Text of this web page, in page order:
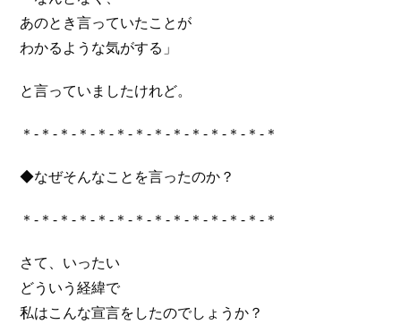
あのとき言っていたことが
わかるような気がする」
と言っていましたけれど。
＊-＊-＊-＊-＊-＊-＊-＊-＊-＊-＊-＊-＊-＊
◆なぜそんなことを言ったのか？
＊-＊-＊-＊-＊-＊-＊-＊-＊-＊-＊-＊-＊-＊
さて、いったい
どういう経緯で
私はこんな宣言をしたのでしょうか？